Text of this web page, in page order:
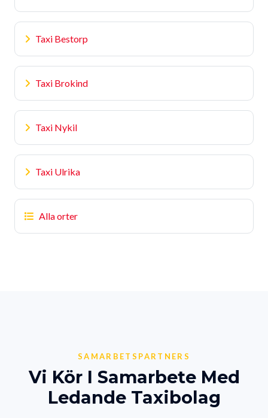
Taxi Bestorp
Taxi Brokind
Taxi Nykil
Taxi Ulrika
Alla orter
SAMARBETSPARTNERS
Vi Kör I Samarbete Med
Ledande Taxibolag